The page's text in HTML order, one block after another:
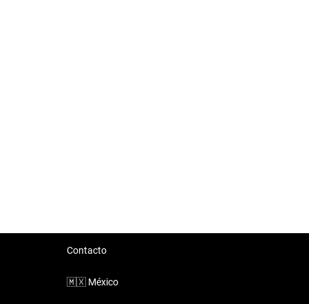
Contacto
🇲🇽 México